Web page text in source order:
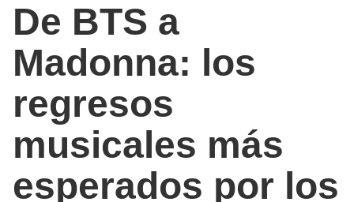
De BTS a
Madonna: los
regresos
musicales más
esperados por los